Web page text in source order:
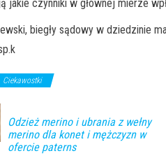
jakie czynniki w głównej mierze
biegły sądowy w dziedzinie
Ciekawostki
Odzież merino i ubrania z wełny
merino dla konet i mężczyzn w
ofercie paterns